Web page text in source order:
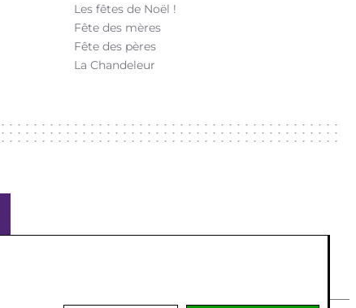
Les fêtes de Noël !
Fête des mères
Fête des pères
La Chandeleur